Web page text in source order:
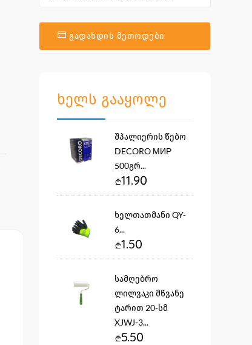
გადახდის მეთოდები
ხელს გააყოლე
შპალიერის წებო
DECORO МИР
500გრ...
11.90
ხელთათმანი QY-
6...
1.50
სამღებრო
ლილვაკი მწვანე
ტარით 20-სმ
XJWJ-3...
5.50